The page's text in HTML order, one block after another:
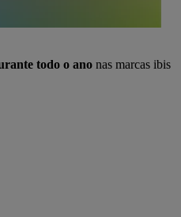
todo o ano nas marcas ibis